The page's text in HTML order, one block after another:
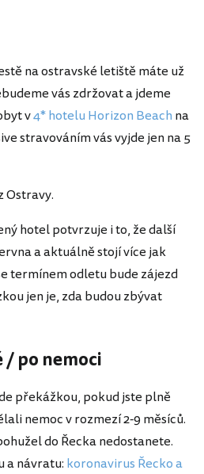
na ostravské letiště máte už
vás zdržovat a jdeme
v4* hotelu Horizon Beach na
stravováním vás vyjde jen na 5
Ostravy.
hotel potvrzuje i to, že další
a aktuálně stojí více jak
termínem odletu bude zájezd
jen je, zda budou zbývat
/ po nemoci
překážkou, pokud jste plně
nemoc v rozmezí 2-9 měsíců.
do Řecka nedostanete.
a návratu: koronavirus Řecko a